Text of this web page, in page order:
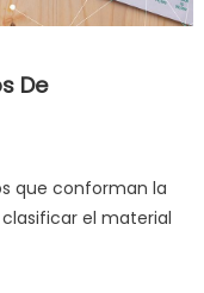
De
que conforman la
el material